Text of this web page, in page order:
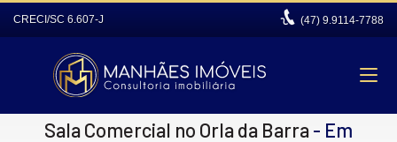
CRECI/SC 6.607-J (47) 9.9114-7788
Sala Comercial no Orla da Barra- Em